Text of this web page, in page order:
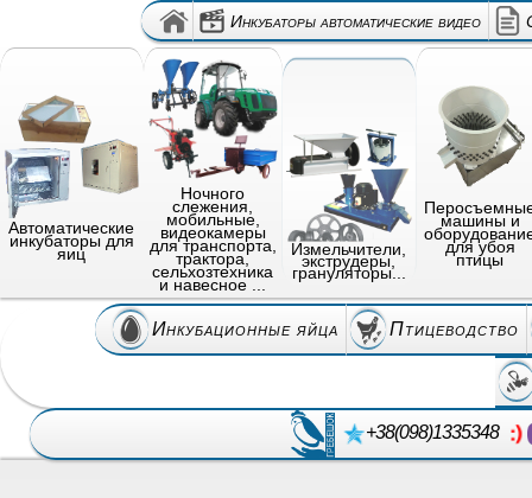
Инкубаторы автоматические видео
Автоматические
инкубаторы для
яиц
Ночного
слежения,
мобильные,
видеокамеры
для транспорта,
трактора,
сельхозтехника
и навесное ...
Измельчители,
экструдеры,
грануляторы...
машины и
для убоя
птицы
Инкубационные яйца Птицеводство
+38(098)1335348